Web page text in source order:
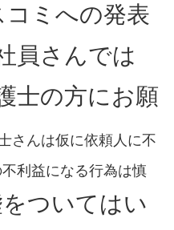
コミへの発表
員さんでは
士の方にお願
さんは仮に依頼人に不
利益になる行為は慎
ついてはい